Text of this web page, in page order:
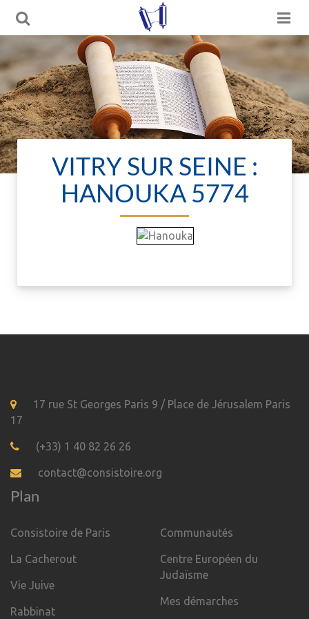
VITRY SUR SEINE :
HANOUKA 5774
17 rue St Georges Paris 9 / Place de Jérusalem Paris
17
(+33) 1 40 82 26 26
contact@consistoire.org
Plan
Consistoire de Paris
La Cacherout
Vie Juive
Rabbinat
Communautés
Centre Européen du
Judaïsme
Mes démarches